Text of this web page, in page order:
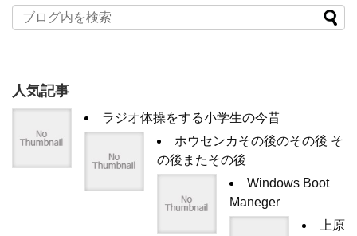
人気記事
ラジオ体操をする小学生の今昔
ホウセンカその後のその後 そ
の後またその後
Windows Boot
Maneger
上原